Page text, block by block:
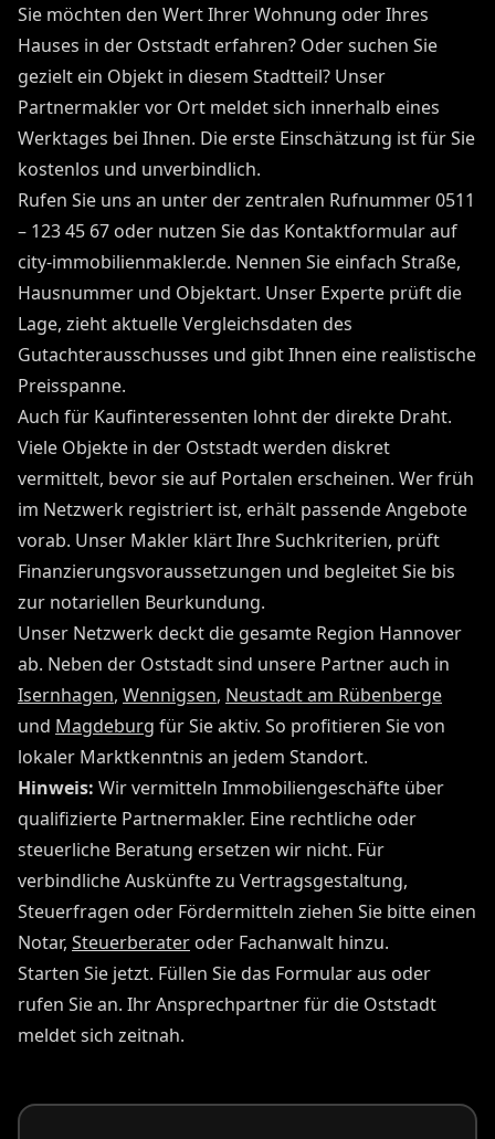
Sie möchten den Wert Ihrer Wohnung oder Ihres
Hauses in der Oststadt erfahren? Oder suchen Sie
gezielt ein Objekt in diesem Stadtteil? Unser
Partnermakler vor Ort meldet sich innerhalb eines
Werktages bei Ihnen. Die erste Einschätzung ist für Sie
kostenlos und unverbindlich.
Rufen Sie uns an unter der zentralen Rufnummer 0511
– 123 45 67 oder nutzen Sie das Kontaktformular auf
city-immobilienmakler.de. Nennen Sie einfach Straße,
Hausnummer und Objektart. Unser Experte prüft die
Lage, zieht aktuelle Vergleichsdaten des
Gutachterausschusses und gibt Ihnen eine realistische
Preisspanne.
Auch für Kaufinteressenten lohnt der direkte Draht.
Viele Objekte in der Oststadt werden diskret
vermittelt, bevor sie auf Portalen erscheinen. Wer früh
im Netzwerk registriert ist, erhält passende Angebote
vorab. Unser Makler klärt Ihre Suchkriterien, prüft
Finanzierungsvoraussetzungen und begleitet Sie bis
zur notariellen Beurkundung.
Unser Netzwerk deckt die gesamte Region Hannover
ab. Neben der Oststadt sind unsere Partner auch in
Isernhagen, Wennigsen, Neustadt am Rübenberge
und Magdeburg für Sie aktiv. So profitieren Sie von
lokaler Marktkenntnis an jedem Standort.
Hinweis: Wir vermitteln Immobiliengeschäfte über
qualifizierte Partnermakler. Eine rechtliche oder
steuerliche Beratung ersetzen wir nicht. Für
verbindliche Auskünfte zu Vertragsgestaltung,
Steuerfragen oder Fördermitteln ziehen Sie bitte einen
Notar, Steuerberater oder Fachanwalt hinzu.
Starten Sie jetzt. Füllen Sie das Formular aus oder
rufen Sie an. Ihr Ansprechpartner für die Oststadt
meldet sich zeitnah.